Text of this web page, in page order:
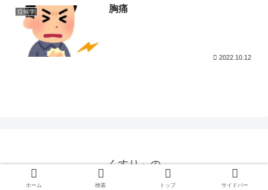
症候学 胸痛
2022.10.12
くすり～の
© 2020 くすり～の.
ホーム 検索 トップ サイドバー